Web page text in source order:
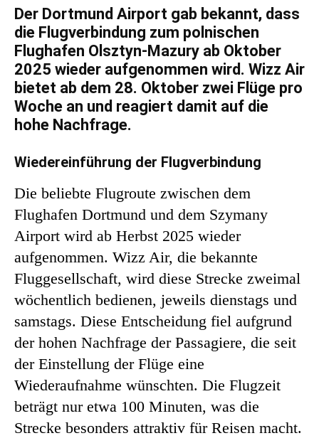
Der Dortmund Airport gab bekannt, dass
die Flugverbindung zum polnischen
Flughafen Olsztyn-Mazury ab Oktober
2025 wieder aufgenommen wird. Wizz Air
bietet ab dem 28. Oktober zwei Flüge pro
Woche an und reagiert damit auf die
hohe Nachfrage.
Wiedereinführung der Flugverbindung
Die beliebte Flugroute zwischen dem
Flughafen Dortmund und dem Szymany
Airport wird ab Herbst 2025 wieder
aufgenommen. Wizz Air, die bekannte
Fluggesellschaft, wird diese Strecke zweimal
wöchentlich bedienen, jeweils dienstags und
samstags. Diese Entscheidung fiel aufgrund
der hohen Nachfrage der Passagiere, die seit
der Einstellung der Flüge eine
Wiederaufnahme wünschten. Die Flugzeit
beträgt nur etwa 100 Minuten, was die
Strecke besonders attraktiv für Reisen macht.